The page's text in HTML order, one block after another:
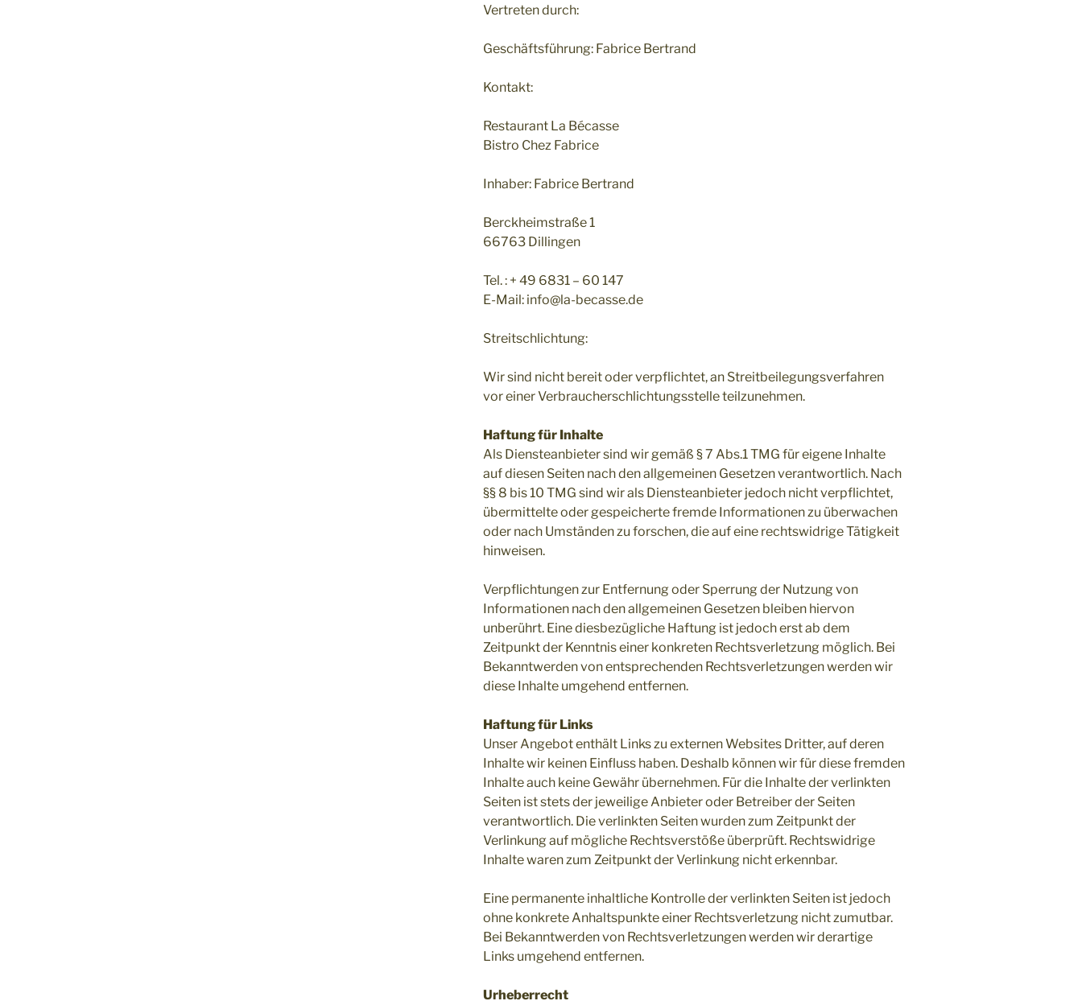
Vertreten durch:
Geschäftsführung: Fabrice Bertrand
Kontakt:
Restaurant La Bécasse
Bistro Chez Fabrice
Inhaber: Fabrice Bertrand
Berckheimstraße 1
66763 Dillingen
Tel. : + 49 6831 – 60 147
E-Mail: info@la-becasse.de
Streitschlichtung:
Wir sind nicht bereit oder verpflichtet, an Streitbeilegungsverfahren
vor einer Verbraucherschlichtungsstelle teilzunehmen.
Haftung für Inhalte
Als Diensteanbieter sind wir gemäß § 7 Abs.1 TMG für eigene Inhalte
auf diesen Seiten nach den allgemeinen Gesetzen verantwortlich. Nach
§§ 8 bis 10 TMG sind wir als Diensteanbieter jedoch nicht verpflichtet,
übermittelte oder gespeicherte fremde Informationen zu überwachen
oder nach Umständen zu forschen, die auf eine rechtswidrige Tätigkeit
hinweisen.
Verpflichtungen zur Entfernung oder Sperrung der Nutzung von
Informationen nach den allgemeinen Gesetzen bleiben hiervon
unberührt. Eine diesbezügliche Haftung ist jedoch erst ab dem
Zeitpunkt der Kenntnis einer konkreten Rechtsverletzung möglich. Bei
Bekanntwerden von entsprechenden Rechtsverletzungen werden wir
diese Inhalte umgehend entfernen.
Haftung für Links
Unser Angebot enthält Links zu externen Websites Dritter, auf deren
Inhalte wir keinen Einfluss haben. Deshalb können wir für diese fremden
Inhalte auch keine Gewähr übernehmen. Für die Inhalte der verlinkten
Seiten ist stets der jeweilige Anbieter oder Betreiber der Seiten
verantwortlich. Die verlinkten Seiten wurden zum Zeitpunkt der
Verlinkung auf mögliche Rechtsverstöße überprüft. Rechtswidrige
Inhalte waren zum Zeitpunkt der Verlinkung nicht erkennbar.
Eine permanente inhaltliche Kontrolle der verlinkten Seiten ist jedoch
ohne konkrete Anhaltspunkte einer Rechtsverletzung nicht zumutbar.
Bei Bekanntwerden von Rechtsverletzungen werden wir derartige
Links umgehend entfernen.
Urheberrecht